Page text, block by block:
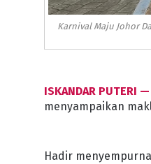
Karnival Maju Johor
ISKANDAR PUTERI —
menyampaikan
Hadir